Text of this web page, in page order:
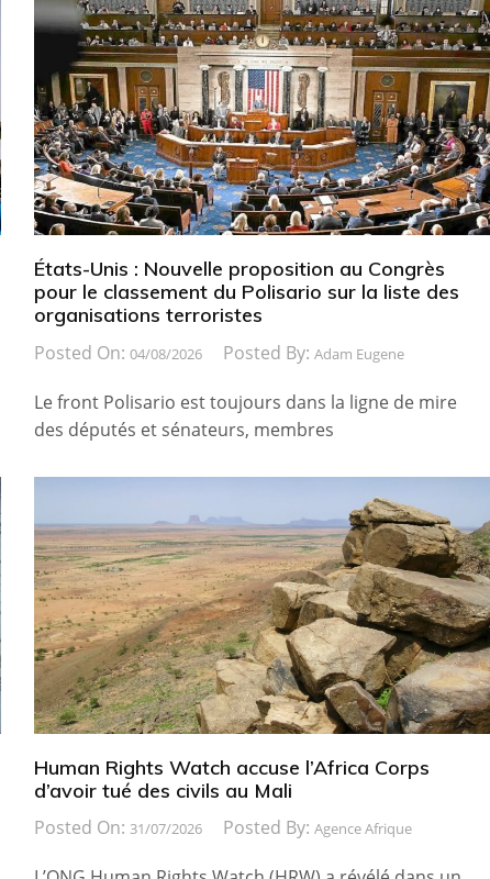
États-Unis : Nouvelle proposition au Congrès
pour le classement du Polisario sur la liste des
organisations terroristes
Posted On: 04/08/2026 Posted By: Adam Eugene
Le front Polisario est toujours dans la ligne de mire
des députés et sénateurs, membres
Human Rights Watch accuse l’Africa Corps
d’avoir tué des civils au Mali
Posted On: 31/07/2026 Posted By: Agence Afrique